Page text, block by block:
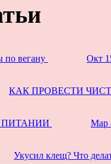
по вегану Окт
КАК ПРОВЕСТИ
ПИТАНИИ Мар
Укусил клещ? Что